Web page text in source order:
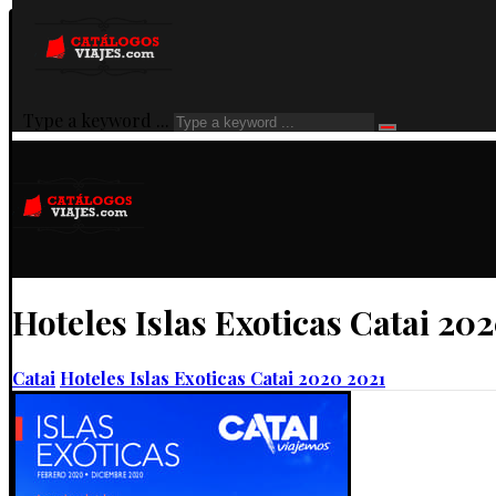
Type a keyword ...
Hoteles Islas Exoticas Catai
Catai Hoteles Islas Exoticas Catai 2020 2021